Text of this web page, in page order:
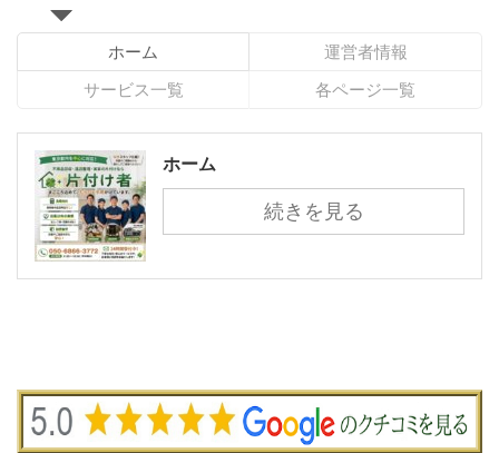
ホーム
運営者情報
サービス一覧
各ページ一覧
ホーム
続きを見る